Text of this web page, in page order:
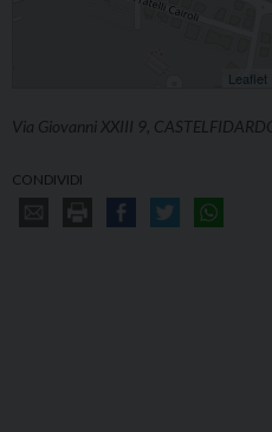
Leaflet
Via Giovanni XXIII 9,
CONDIVIDI